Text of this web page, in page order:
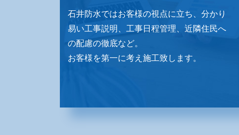
石井防水ではお客様の視点に立ち、分かり
易い工事説明、工事日程管理、近隣住民へ
の配慮の徹底など。
お客様を第一に考え施工致します。